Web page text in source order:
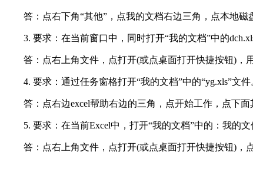
答：点右下角“其他”，点我的文档右边三角，点本地磁盘
3. 要求：在当前窗口中，同时打开“我的文档”中的dch.xls
答：点右上角文件，点打开(或点桌面打开快捷按钮)，用
4. 要求：通过任务窗格打开“我的文档”中的“yg.xls”文件
答：点右边excel帮助右边的三角，点开始工作，点下面
5. 要求：在当前Excel中，打开“我的文档”中的：我的文
答：点右上角文件，点打开(或点桌面打开快捷按钮)，点